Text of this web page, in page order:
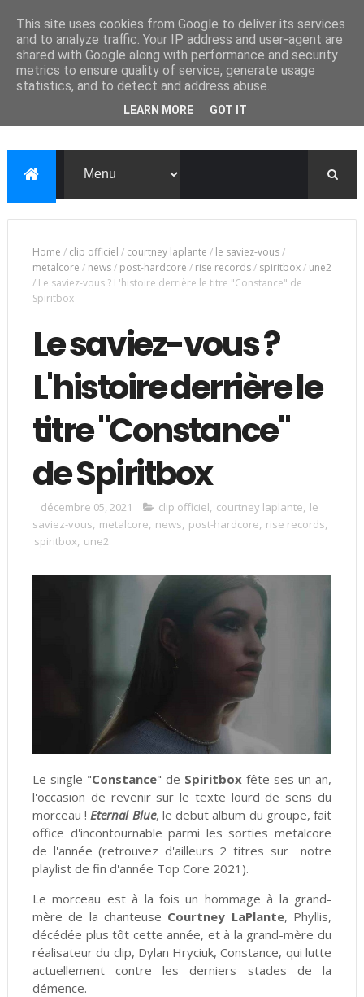
Home / clip officiel / courtney laplante / le saviez-vous/
metalcore / news/ post-hardcore / rise records/ spiritbox/ une2
/ Le saviez-vous ? L'histoire derrière le titre "Constance" de
Spiritbox
Le saviez-vous ?
L'histoire derrière le
titre "Constance"
de Spiritbox
décembre 05, 2021 clip officiel, courtney laplante, le
saviez-vous, metalcore, news, post-hardcore, rise records,
spiritbox, une2
Le single "Constance" de Spiritbox fête ses un an,
l'occasion de revenir sur le texte lourd de sens du
morceau ! Eternal Blue, le debut album du groupe, fait
office d'incontournable parmi les sorties metalcore
de l'année (retrouvez d'ailleurs 2 titres sur notre
playlist de fin d'année Top Core 2021).
Le morceau est à la fois un hommage à la grand-
mère de la chanteuse Courtney LaPlante, Phyllis,
décédée plus tôt cette année, et à la grand-mère du
réalisateur du clip, Dylan Hryciuk, Constance, qui lutte
actuellement contre les derniers stades de la
démence.
This site uses cookies from Google to deliver its services
and to analyze traffic. Your IP address and user-agent are
shared with Google along with performance and security
metrics to ensure quality of service, generate usage
statistics, and to detect and address abuse.
LEARN MORE GOT IT